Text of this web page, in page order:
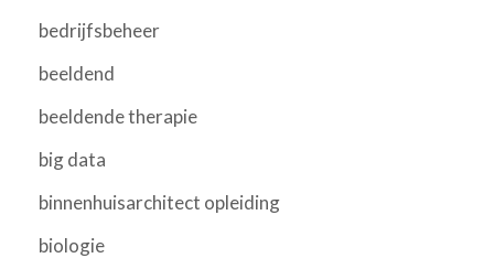
bedrijfsbeheer
beeldend
beeldende therapie
big data
binnenhuisarchitect opleiding
biologie